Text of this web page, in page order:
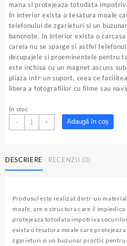
mana si protejeaza totodata
In interior exista o tesatura moale
telefonului de zgarieturi si un
bancnote. In interior exista o
careia nu se sparge si astfel
decupajele si proeminentele pentru
este inchisa cu un magnet ascuns
pliaza intr-un suport, ceea ce
libera a fotografiilor cu filme sau
În stoc
-
Cantitate
Husa
pentru
Samsung
Navy
Blue,
Visko
Case
+ Adaugă în coș
DESCRIERE RECENZII (0)
Produsul este realizat dintr-un
moale, are o structura care il impiedica
protejeaza totodata impotriva
exista o tesatura moale care
zgarieturi si un buzunar practic pentru